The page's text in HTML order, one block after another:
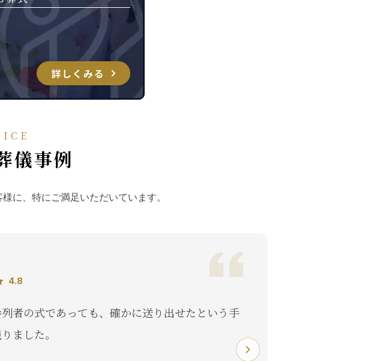
儀事例
に、特にご満足いただいています。
4.8
者の式であっても、確かに送り出せたという手
ました。